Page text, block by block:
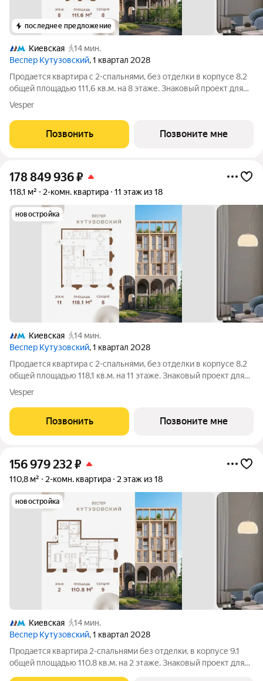
последнее предложение
Киевская
14 мин.
Веспер Кутузовский, 1 квартал 2028
Продается квартира с 2-спальнями, без отделки в корпусе 8.2
общей площадью 111,6 кв.м. на 8 этаже. Знаковый проект для
ценителей комфортной городской среды от Веспер. Квартал
площадью 3,7 га расположен на Кутузовском проспекте и
воплощает новую
Vesper
Позвонить Позвоните мне
178 849 936₽
118,1 м² 2-комн. квартира 11 этаж из 18
новостройка
Киевская
14 мин.
Веспер Кутузовский, 1 квартал 2028
Продается квартира с 2-спальнями, без отделки в корпусе 8.2
общей площадью 118,1 кв.м. на 11 этаже. Знаковый проект для
ценителей комфортной городской среды от Веспер. Квартал
площадью 3,7 га расположен на Кутузовском проспекте и
воплощает новую
Vesper
Позвонить Позвоните мне
156 979 232₽
110,8 м² 2-комн. квартира 2 этаж из 18
новостройка
Киевская
14 мин.
Веспер Кутузовский, 1 квартал 2028
Продается квартира 2-спальнями без отделки, в корпусе 9.1
общей площадью 110.8 кв.м. на 2 этаже. Знаковый проект для